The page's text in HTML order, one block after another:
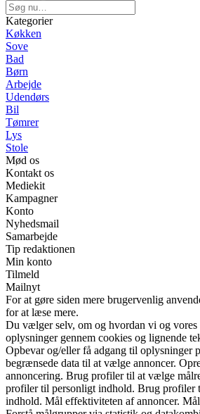
Kategorier
Køkken
Sove
Bad
Børn
Arbejde
Udendørs
Bil
Tømrer
Lys
Stole
Mød os
Kontakt os
Mediekit
Kampagner
Konto
Nyhedsmail
Samarbejde
Tip redaktionen
Min konto
Tilmeld
Mailnyt
For at gøre siden mere brugervenlig
for at læse mere.
Du vælger selv, om og hvordan vi og vores
oplysninger gennem cookies og lignende
Opbevar og/eller få adgang til oplysninger
begrænsede data til at vælge annoncer.
annoncering. Brug profiler til at vælge
profiler til personligt indhold. Brug profiler
indhold. Mål effektiviteten af annoncer.